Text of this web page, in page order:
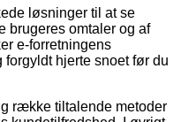
løsninger til at se
brugeres omtaler og af
e-forretningens
hjerte snoet før du
række tiltalende metoder